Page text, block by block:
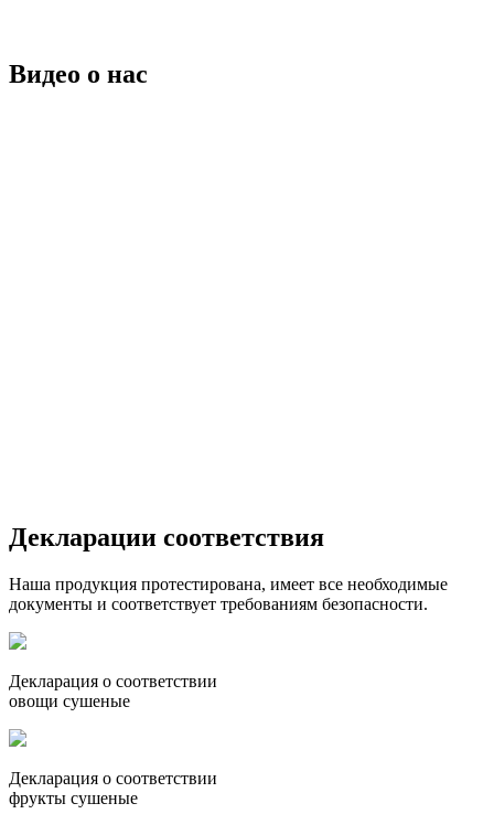
Видео о нас
Декларации соответствия
Наша продукция протестирована, имеет все необходимые
документы и соответствует требованиям безопасности.
Декларация о соответствии
овощи сушеные
Декларация о соответствии
фрукты сушеные